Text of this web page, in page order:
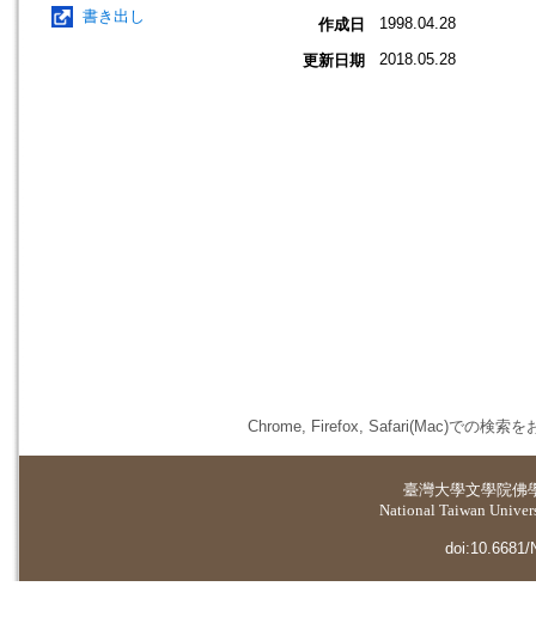
書き出し 作成日 1998.04.28
更新日期 2018.05.28
Chrome, Firefox, Safari(Mac)での検索を
臺灣大學文學院佛
National Taiwan
doi:10.6681/